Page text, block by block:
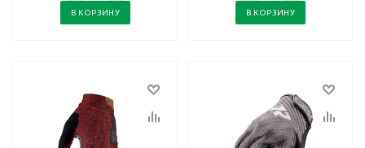
В КОРЗИНУ В КОРЗИНУ